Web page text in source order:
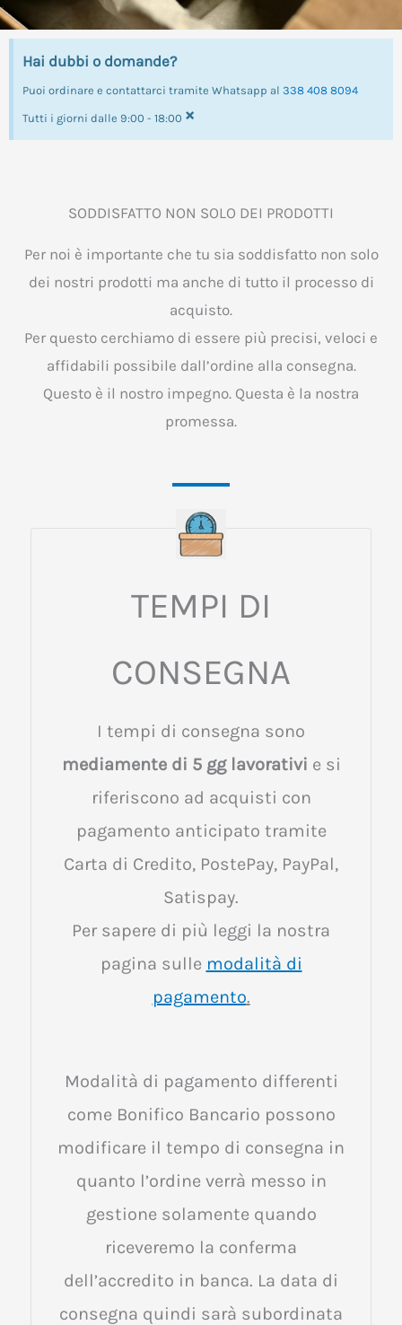
Hai dubbi o domande?
Puoi ordinare e contattarci tramite Whatsapp al 338 408 8094
Tutti i giorni dalle 9:00 - 18:00 ×
SODDISFATTO NON SOLO DEI PRODOTTI
Per noi è importante che tu sia soddisfatto non solo
dei nostri prodotti ma anche di tutto il processo di
acquisto.
Per questo cerchiamo di essere più precisi, veloci e
affidabili possibile dall’ordine alla consegna.
Questo è il nostro impegno. Questa è la nostra
promessa.
TEMPI DI
CONSEGNA
I tempi di consegna sono
mediamente di 5 gg lavorativi e si
riferiscono ad acquisti con
pagamento anticipato tramite
Carta di Credito, PostePay, PayPal,
Satispay.
Per sapere di più leggi la nostra
pagina sulle modalità di
pagamento.
Modalità di pagamento differenti
come Bonifico Bancario possono
modificare il tempo di consegna in
quanto l’ordine verrà messo in
gestione solamente quando
riceveremo la conferma
dell’accredito in banca. La data di
consegna quindi sarà subordinata